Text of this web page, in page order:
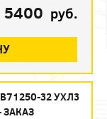
5400 руб.
32 УХЛ3